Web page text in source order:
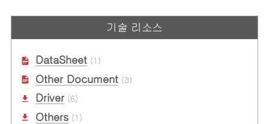
3U Intel® Core™ i7-4700EQ 쿼
드-코어 프로세서 기반 PXI Express
PXI Express의 PCI Express
Control
기술 리소스
DataSheet(1)
Other Document(3)
Driver(6)
Others(1)